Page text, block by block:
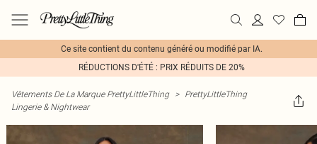
Ce site contient du contenu généré ou modifié par IA.
RÉDUCTIONS D'ÉTÉ : PRIX RÉDUITS DE 20%
Vêtements De La Marque PrettyLittleThing > PrettyLittleThing
Lingerie & Nightwear